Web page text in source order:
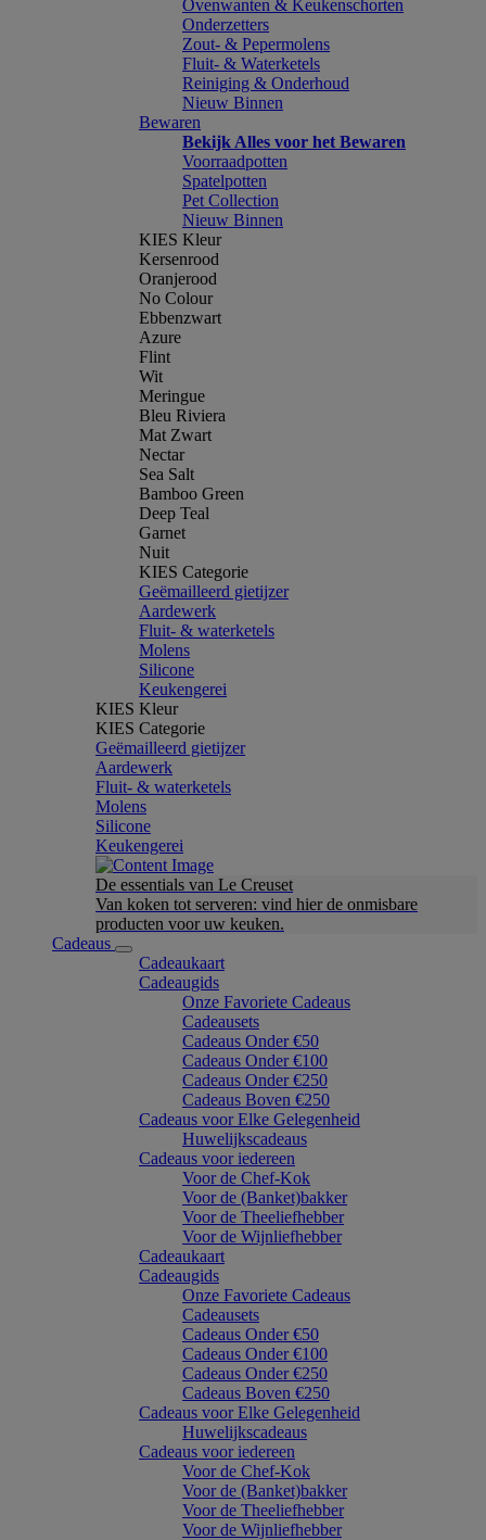
Ovenwanten & Keukenschorten
Onderzetters
Zout- & Pepermolens
Fluit- & Waterketels
Reiniging & Onderhoud
Nieuw Binnen
Bewaren
Bekijk Alles voor het Bewaren
Voorraadpotten
Spatelpotten
Pet Collection
Nieuw Binnen
KIES Kleur
Kersenrood
Oranjerood
No Colour
Ebbenzwart
Azure
Flint
Wit
Meringue
Bleu Riviera
Mat Zwart
Nectar
Sea Salt
Bamboo Green
Deep Teal
Garnet
Nuit
KIES Categorie
Geëmailleerd gietijzer
Aardewerk
Fluit- & waterketels
Molens
Silicone
Keukengerei
KIES Kleur
KIES Categorie
Geëmailleerd gietijzer
Aardewerk
Fluit- & waterketels
Molens
Silicone
Keukengerei
De essentials van Le Creuset
Van koken tot serveren: vind hier de onmisbare
producten voor uw keuken.
Cadeaus
Cadeaukaart
Cadeaugids
Onze Favoriete Cadeaus
Cadeausets
Cadeaus Onder €50
Cadeaus Onder €100
Cadeaus Onder €250
Cadeaus Boven €250
Cadeaus voor Elke Gelegenheid
Huwelijkscadeaus
Cadeaus voor iedereen
Voor de Chef-Kok
Voor de (Banket)bakker
Voor de Theeliefhebber
Voor de Wijnliefhebber
Cadeaukaart
Cadeaugids
Onze Favoriete Cadeaus
Cadeausets
Cadeaus Onder €50
Cadeaus Onder €100
Cadeaus Onder €250
Cadeaus Boven €250
Cadeaus voor Elke Gelegenheid
Huwelijkscadeaus
Cadeaus voor iedereen
Voor de Chef-Kok
Voor de (Banket)bakker
Voor de Theeliefhebber
Voor de Wijnliefhebber